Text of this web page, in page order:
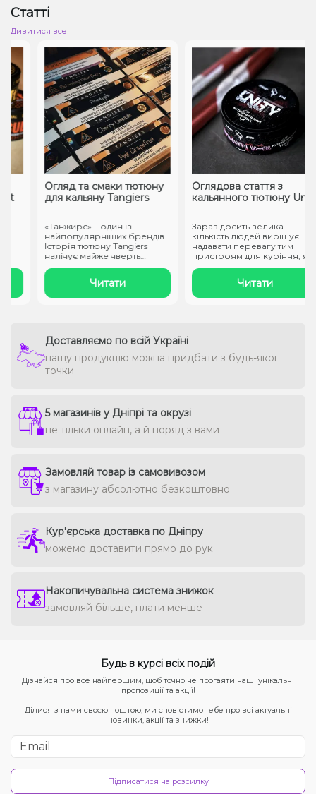
Статті
Дивитися все
Огляд та смаки тютюну
для кальяну Tangiers
«Танжирс» – один із
найпопулярніших брендів.
Історія тютюну Tangiers
налічує майже чверть
Читати
Оглядова стаття з
кальянного тютюну Unity
Зараз досить велика
кількість людей вирішує
надавати перевагу тим
пристроям для куріння, які
Читати
Доставляємо по всій Україні
нашу продукцію можна придбати з будь-якої
точки
5 магазинів у Дніпрі та окрузі
не тільки онлайн, а й поряд з вами
Замовляй товар із самовивозом
з магазину абсолютно безкоштовно
Кур'єрська доставка по Дніпру
можемо доставити прямо до рук
Накопичувальна система знижок
замовляй більше, плати менше
Будь в курсі всіх подій
Дізнайся про все найпершим, щоб точно не прогаяти наші унікальні
пропозиції та акції!
Ділися з нами своєю поштою, ми сповістимо тебе про всі актуальні
новинки, акції та знижки!
Підписатися на розсилку